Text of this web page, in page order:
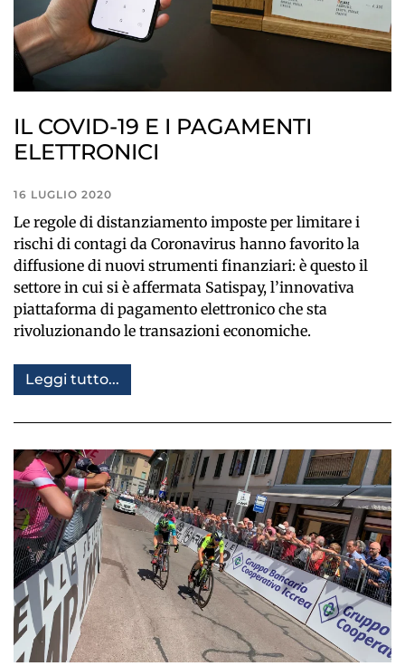
IL COVID-19 E I PAGAMENTI
ELETTRONICI
16 LUGLIO 2020
Le regole di distanziamento imposte per limitare i
rischi di contagi da Coronavirus hanno favorito la
diffusione di nuovi strumenti finanziari: è questo il
settore in cui si è affermata Satispay, l’innovativa
piattaforma di pagamento elettronico che sta
rivoluzionando le transazioni economiche.
Leggi tutto...